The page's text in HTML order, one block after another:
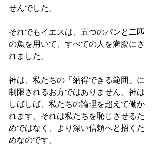
せんでした。
それでもイエスは、五つのパンと二匹
の魚を用いて、すべての人を満腹にさ
れました。
神は、私たちの「納得できる範囲」に
制限されるお方ではありません。神は
しばしば、私たちの論理を超えて働か
れます。それは私たちを恥じさせるた
めではなく、より深い信頼へと招くた
めなのです。